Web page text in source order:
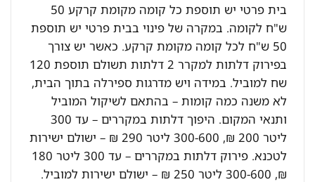
בית פרטי יש תוספת כל קומה מקומת קרקע 50
ש"ח לקומה. במקרה של פינוי בבית פרטי יש תוספת
50 ש"ח לכל קומה מקומת קרקע. כאשר יש צורך
בפירוק דלתות למקרר 2 דלתות תשולם תוספת 120
שח למוביל. במידה ויש מדרגות ספירלה בתוך הבית,
לא משנה כמה קומות – בהתאם לשיקול המוביל
ותנאי המקום. היפוך דלתות במקררים – עד 300
ליטר 200 ₪, 300-600 ליטר 290 ₪ – ישולם ישירות
לטכנא. פירוק דלתות במקררים – עד 300 ליטר 180
₪, 300-600 ליטר 250 ₪ – ישולם ישירות למוביל.